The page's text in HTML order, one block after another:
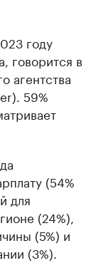
году
говорится в
агентства
59%
(54%
для
(24%),
(5%) и
(3%).